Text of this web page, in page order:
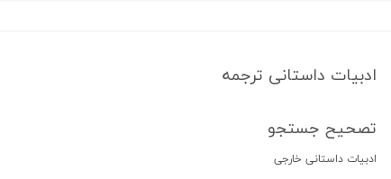
ادبیات داستانی ترجمه
تصحیح جستجو
ادبیات داستانی خارجی